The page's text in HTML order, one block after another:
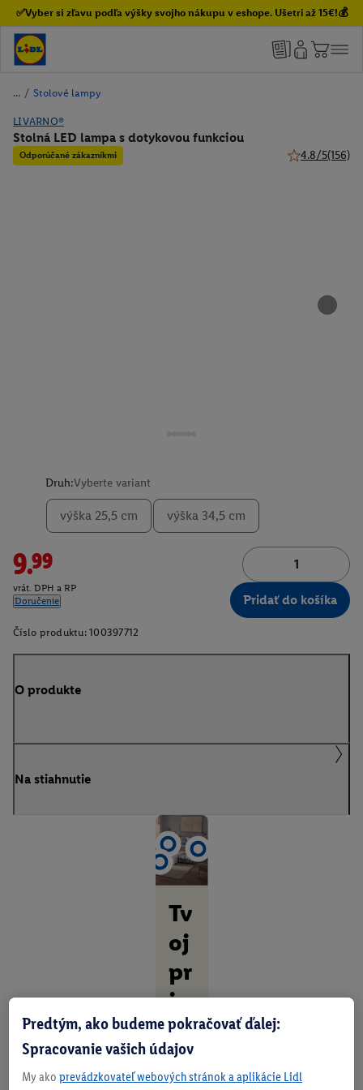
✅Vyber si zľavu podľa výšky svojho nákupu v eshope. Ušetri až 15€!💰
/ Stolové lampy
LIVARNO®
Stolná LED lampa s dotykovou funkciou
Odporúčané zákazníkmi 4.8/5(156)
Druh:Vyberte variant
výška 25,5 cm výška 34,5 cm
9.99
vrát. DPH a RP
Doručenie
Pridať do košíka
Číslo produktu: 100397712
O produkte
Na stiahnutie
Tv
oj
pr
ie
st
or
Predtým, ako budeme pokračovať ďalej:
Spracovanie vašich údajov
My ako prevádzkovateľ webových stránok a aplikácie Lidl